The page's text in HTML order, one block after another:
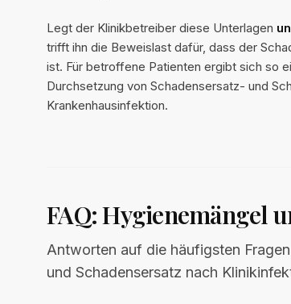
Legt der Klinikbetreiber diese Unterlagen
trifft ihn die Beweislast dafür, dass der
ist. Für betroffene Patienten ergibt sich so
Durchsetzung von Schadensersatz- und
Krankenhausinfektion.
FAQ: Hygienemängel
Antworten auf die häufigsten
und Schadensersatz nach